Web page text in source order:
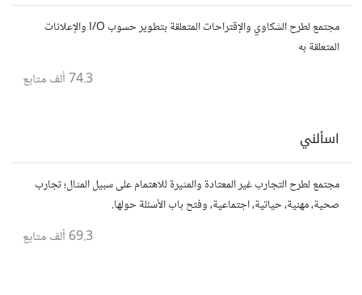
مجتمع لطرح الشكاوي والإقتراحات المتعلقة بتطوير حسوب I/O والإعلانات
المتعلقة به
74.3 ألف متابع
اسألني
مجتمع لطرح التجارب غير المعتادة والمثيرة للاهتمام على سبيل المثال؛ تجارب
صحية، مهنية، حياتية، اجتماعية، وفتح باب الأسئلة حولها.
69.3 ألف متابع